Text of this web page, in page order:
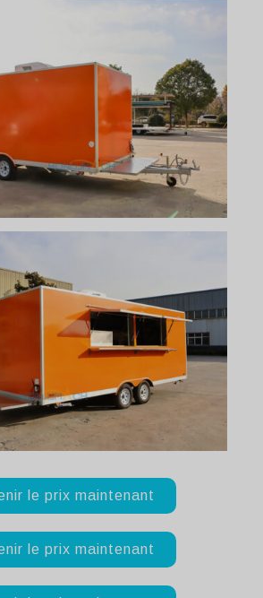
le prix maintenant
le prix maintenant